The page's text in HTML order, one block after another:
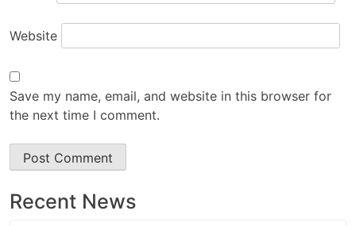
Website
Save my name, email, and website in this browser for
the next time I comment.
Recent News